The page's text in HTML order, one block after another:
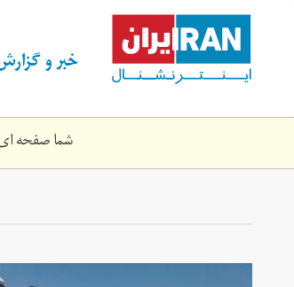
content خبر و
شما صفحه ای